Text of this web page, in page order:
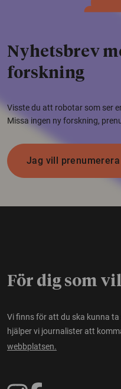
Nyhetsbrev
forskning
Visste du att robotar som ser
Missa ingen ny forskning,
Jag vill prenumerera
För dig som
Vi finns för att du ska kunna
hjälper vi journalister att
webbplatsen.